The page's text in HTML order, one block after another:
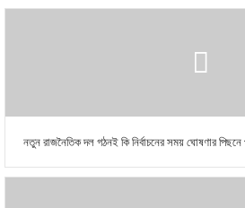
নতুন রাজনৈতিক দল গঠনই কি নির্বাচনের সময় ঘোষণার পিছনে